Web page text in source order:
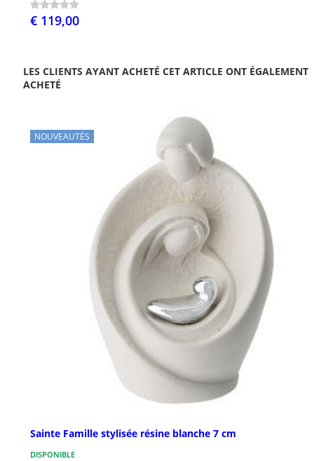
€ 119,00
LES CLIENTS AYANT ACHETÉ CET ARTICLE ONT ÉGALEMENT
ACHETÉ
NOUVEAUTÉS
Sainte Famille stylisée résine blanche 7 cm
DISPONIBLE